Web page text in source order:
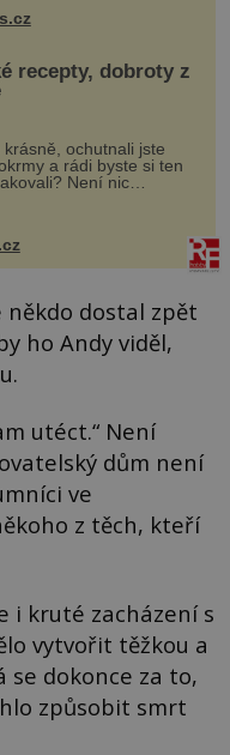
recepty, dobroty z
ochutnali jste
a rádi byste si ten
Není nic
(10 porcí)
ochutnali na dovolené v
lze ji vi...
někdo dostal zpět
ho Andy viděl,
utéct.“ Není
dům není
ve
z těch, kteří
i kruté zacházení s
vytvořit těžkou a
dokonce za to,
způsobit smrt